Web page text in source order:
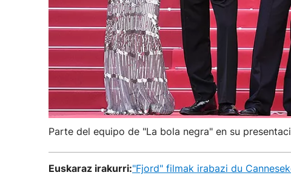
Parte del equipo de "La bola negra" en su
Euskaraz irakurri:"Fjord" filmak irabazi du